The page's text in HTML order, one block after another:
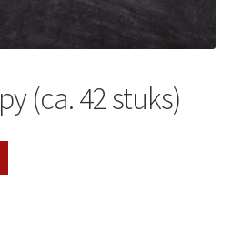
(ca. 42 stuks)